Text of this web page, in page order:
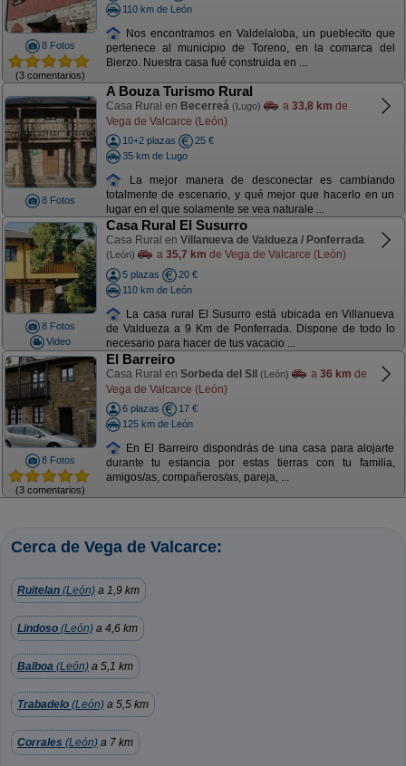
8 Fotos
(3 comentarios)
110 km de León
Nos encontramos en Valdelaloba, un pueblecito que
pertenece al municipio de Toreno, en la comarca del
Bierzo. Nuestra casa fué construida en ...
8 Fotos
A Bouza Turismo Rural
Casa Rural en Becerreá (Lugo) a 33,8 km de
Vega de Valcarce (León)
10+2 plazas
25 €
35 km de Lugo
La mejor manera de desconectar es cambiando
totalmente de escenario, y qué mejor que hacerlo en un
lugar en el que solamente se vea naturale ...
8 Fotos
Video
Casa Rural El Susurro
Casa Rural en Villanueva de Valdueza / Ponferrada
(León) a 35,7 km de Vega de Valcarce (León)
5 plazas
20 €
110 km de León
La casa rural El Susurro está ubicada en Villanueva
de Valdueza a 9 Km de Ponferrada. Dispone de todo lo
necesario para hacer de tus vacacio ...
8 Fotos
(3 comentarios)
El Barreiro
Casa Rural en Sorbeda del Sil (León) a 36 km de
Vega de Valcarce (León)
6 plazas
17 €
125 km de León
En El Barreiro dispondrás de una casa para alojarte
durante tu estancia por estas tierras con tu familia,
amigos/as, compañeros/as, pareja, ...
Cerca de Vega de Valcarce:
Ruitelan (León) a 1,9 km
Lindoso (León) a 4,6 km
Balboa (León) a 5,1 km
Trabadelo (León) a 5,5 km
Corrales (León) a 7 km